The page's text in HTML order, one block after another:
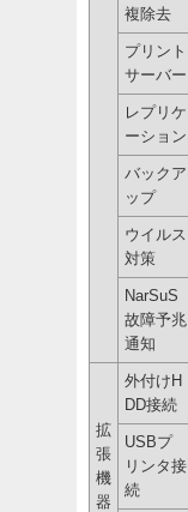
複除去
プリント
サーバー
レプリケ
ーション
バックア
ップ
ウイルス
対策
NarSuS
故障予兆
通知
拡
張
機
器
外付けH
DD接続
USBプ
リンタ接
続